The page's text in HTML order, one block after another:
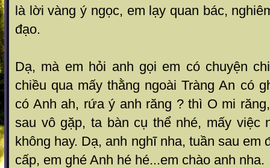
là lời vàng ý ngọc, em lạy quan bác,
đạo.
Dạ, mà em hỏi anh gọi em có chuyện
chiều qua mấy thằng ngoài Tràng An có
có Anh ah, rứa ý anh răng ? thì O mi
sau vô gặp, ta bàn cụ thể nhé, mấy việc
không hay. Dạ, anh nghĩ nha, tuần sau em
cấp, em ghé Anh hé hé...em chào anh nha.